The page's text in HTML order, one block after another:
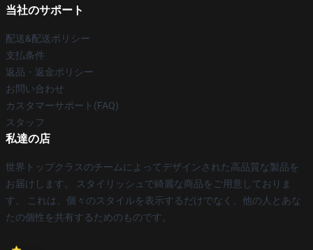
当社のサポート
配送&配送ポリシー
支払条件
返品・返金ポリシー
お問い合わせ
カスタマーサポート(FAQ)
スタッフ
私達の店
世界トップクラスのチームによってデザインされた高品質な製品を
お届けします。 スタイリッシュで綺麗な商品をご用意しておりま
す。 これは、個々のスタイルを表示するだけでなく、他の人とあな
たの個性を共有するためのものです。